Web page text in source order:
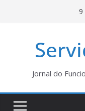
9
Jornal do